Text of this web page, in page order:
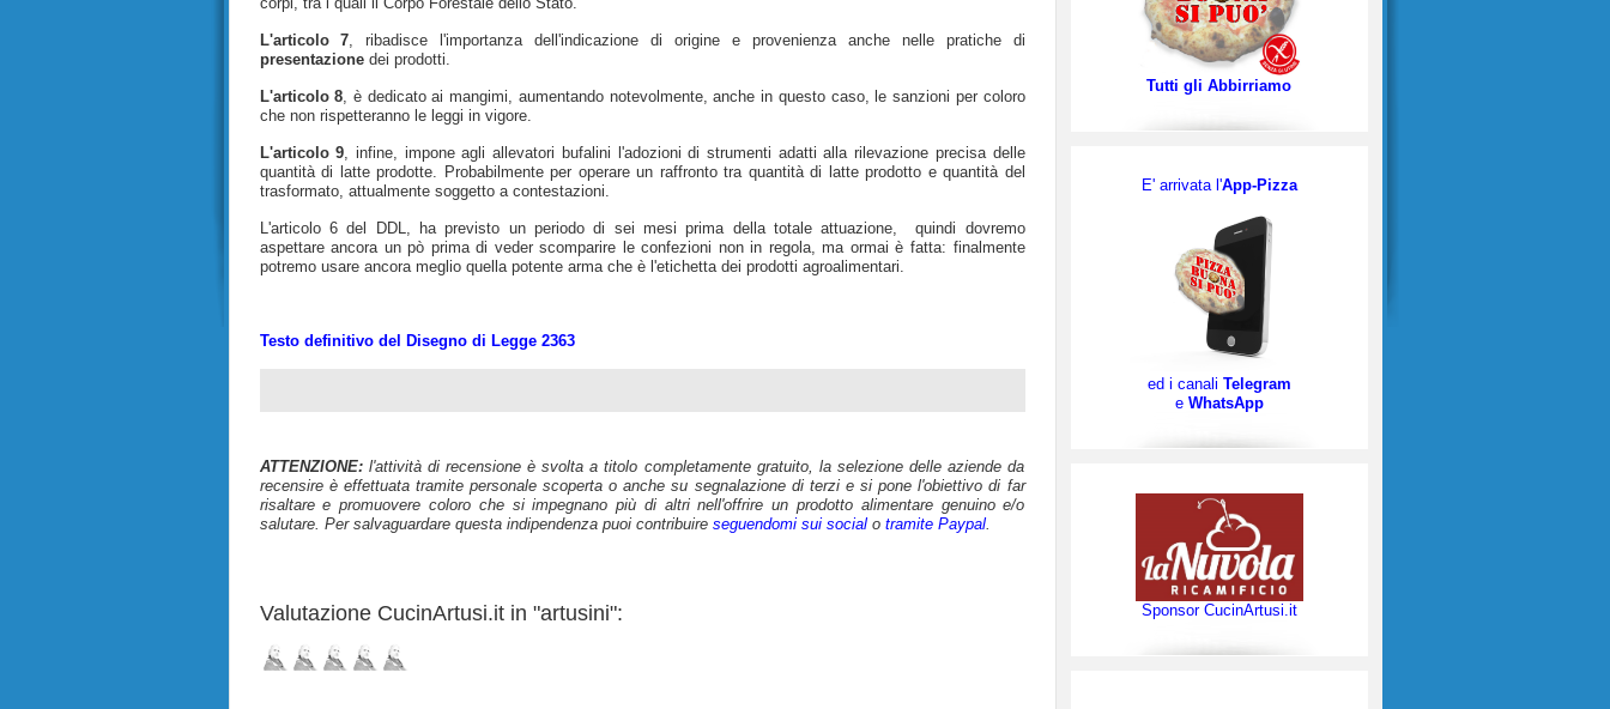
L'articolo 7, ribadisce l'importanza dell'indicazione di origine e provenienza anche nelle pratiche di
presentazione dei prodotti.
L'articolo 8, è dedicato ai mangimi, aumentando notevolmente, anche in questo caso, le sanzioni per coloro
che non rispetteranno le leggi in vigore.
L'articolo 9, infine, impone agli allevatori bufalini l'adozioni di strumenti adatti alla rilevazione precisa delle
quantità di latte prodotte. Probabilmente per operare un raffronto tra quantità di latte prodotto e quantità del
trasformato, attualmente soggetto a contestazioni.
L'articolo 6 del DDL, ha previsto un periodo di sei mesi prima della totale attuazione, quindi dovremo
aspettare ancora un pò prima di veder scomparire le confezioni non in regola, ma ormai è fatta: finalmente
potremo usare ancora meglio quella potente arma che è l'etichetta dei prodotti agroalimentari.
Testo definitivo del Disegno di Legge 2363
ATTENZIONE:l'attività di recensione è svolta a titolo completamente gratuito, la selezione delle aziende da
recensire è effettuata tramite personale scoperta o anche su segnalazione di terzi e si pone l'obiettivo di far
risaltare e promuovere coloro che si impegnano più di altri nell'offrire un prodotto alimentare genuino e/o
salutare. Per salvaguardare questa indipendenza puoi contribuire seguendomi sui socialo tramite Paypal.
Valutazione CucinArtusi.it in "artusini":
Tutti gli Abbirriamo
E' arrivata l'App-Pizza
ed i canali Telegram
e WhatsApp
Sponsor CucinArtusi.it